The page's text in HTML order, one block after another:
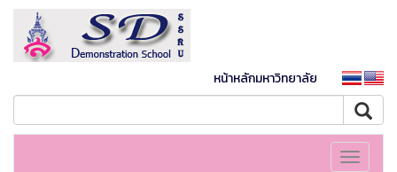
หน้าหลักมหาวิทยาลัย
Toggle